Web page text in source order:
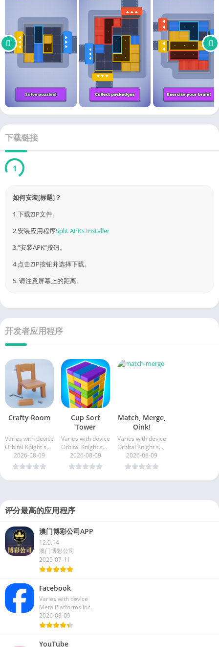
下载链接
如何安装[标题]？
1.下载ZIP文件。
2.安装应用程序Split APKs Installer
3.“安装APK”按钮。
4.点击ZIP按钮并选择下载。
开发者应用程序
Varies with device
2026-08-09
Tower
Varies with device
2026-08-09
Oink!
Varies with device
2026-08-09
评分最高的应用程序
澳门博彩公司APP
12.0.14
澳门博彩公司
Facebook
Varies with device
Meta Platforms Inc.